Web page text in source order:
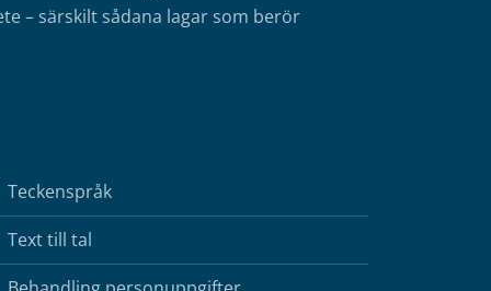
– särskilt sådana lagar som berör
Teckenspråk
Text till tal